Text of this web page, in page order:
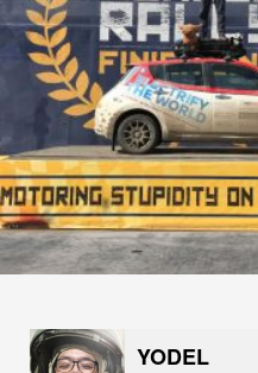
YODEL